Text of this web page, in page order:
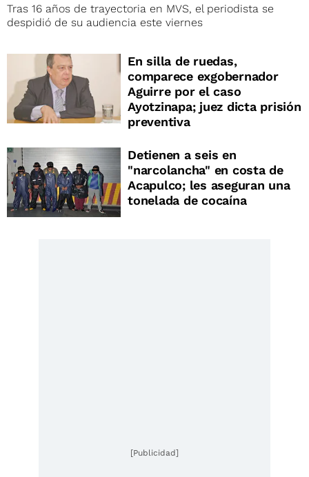
Tras 16 años de trayectoria en MVS, el periodista se
despidió de su audiencia este viernes
En silla de ruedas,
comparece exgobernador
Aguirre por el caso
Ayotzinapa; juez dicta prisión
preventiva
Detienen a seis en
"narcolancha" en costa de
Acapulco; les aseguran una
tonelada de cocaína
[Publicidad]